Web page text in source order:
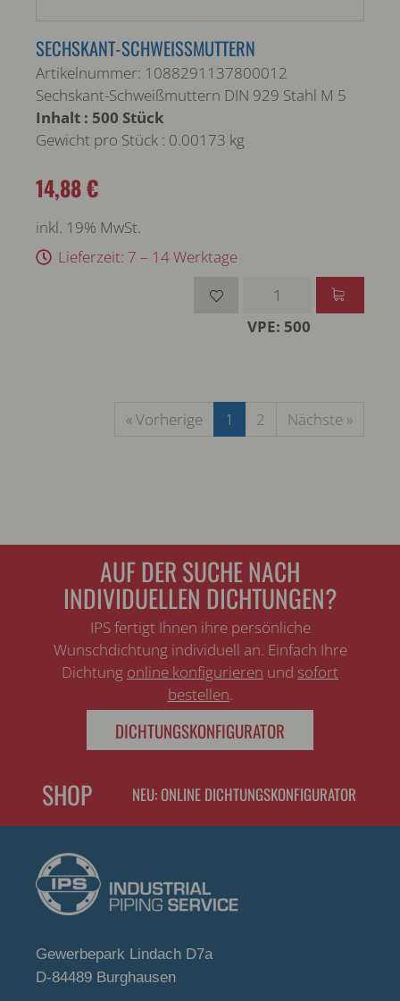
SECHSKANT-SCHWEISSMUTTERN
Artikelnummer: 1088291137800012
Sechskant-Schweißmuttern DIN 929 Stahl M 5
Inhalt : 500 Stück
Gewicht pro Stück : 0.00173 kg
14,88 €
inkl. 19% MwSt.
Lieferzeit: 7 – 14 Werktage
VPE: 500
« Vorherige 1 2 Nächste »
AUF DER SUCHE NACH
INDIVIDUELLEN DICHTUNGEN?
IPS fertigt Ihnen ihre persönliche
Wunschdichtung individuell an. Einfach Ihre
Dichtung online konfigurieren und sofort
bestellen.
DICHTUNGSKONFIGURATOR
SHOP NEU: ONLINE DICHTUNGSKONFIGURATOR
Gewerbepark Lindach D7a
D-84489 Burghausen